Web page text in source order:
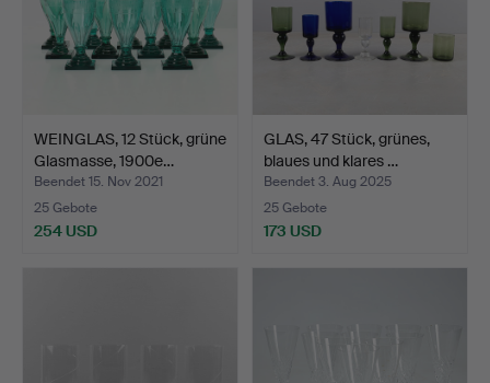
WEINGLAS, 12 Stück, grüne
Glasmasse, 1900e…
Beendet 15. Nov 2021
25 Gebote
254 USD
GLAS, 47 Stück, grünes,
blaues und klares …
Beendet 3. Aug 2025
25 Gebote
173 USD